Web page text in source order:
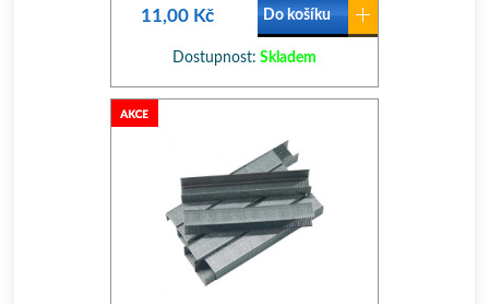
11,00 Kč Do košíku
Dostupnost: Skladem